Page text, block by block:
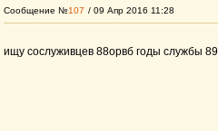
Сообщение №107 / 09 Апр 2016 11:28
ищу сослуживцев 88орвб годы службы